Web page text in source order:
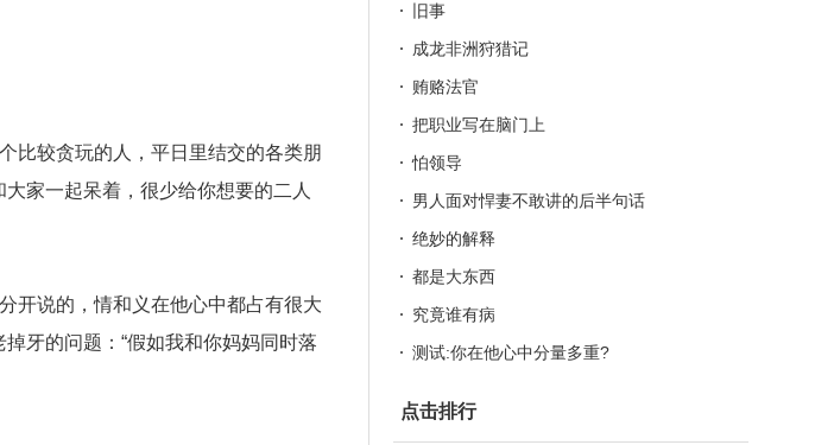
比较贪玩的人，平日里结交的各类朋
家一起呆着，很少给你想要的二人
开说的，情和义在他心中都占有很大
牙的问题：“假如我和你妈妈同时落
旧事
成龙非洲狩猎记
贿赂法官
把职业写在脑门上
怕领导
男人面对悍妻不敢讲的后半句话
绝妙的解释
都是大东西
究竟谁有病
测试:你在他心中分量多重?
点击排行